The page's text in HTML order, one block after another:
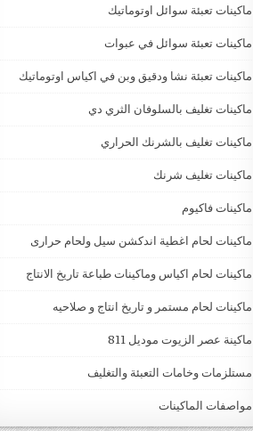
ماكينات تعبئة سوائل اوتوماتيك
ماكينات تعبئة سوائل في عبوات
ماكينات تعبئة نشا ودقيق وبن في اكياس اوتوماتيك
ماكينات تغليف بالسلوفان الثري دي
ماكينات تغليف بالشرنك الحراري
ماكينات تغليف شرنك
ماكينات فاكيوم
ماكينات لحام اغطية اندكشن سيل ولحام حرارى
ماكينات لحام اكياس وماكينات طباعة تاريخ الانتاج
ماكينات لحام مستمر و تاريخ انتاج و صلاحيه
ماكينة عصر الزيوت موديل 811
مستلزمات وخامات التعبئة والتغليف
مواصفات الماكينات